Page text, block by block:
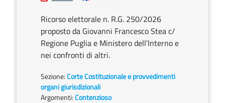
Ricorso elettorale n. R.G. 250/2026
proposto da Giovanni Francesco Stea c/
Regione Puglia e Ministero dell’Interno e
nei confronti di altri.
Sezione:Corte Costituzionale e provvedimenti
organi giurisdizionali
Argomenti:Contenzioso